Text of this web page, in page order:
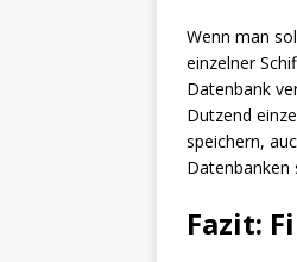
Wenn man
einzelner
Datenbank
Dutzend
speichern,
Datenbanken
Fazit: